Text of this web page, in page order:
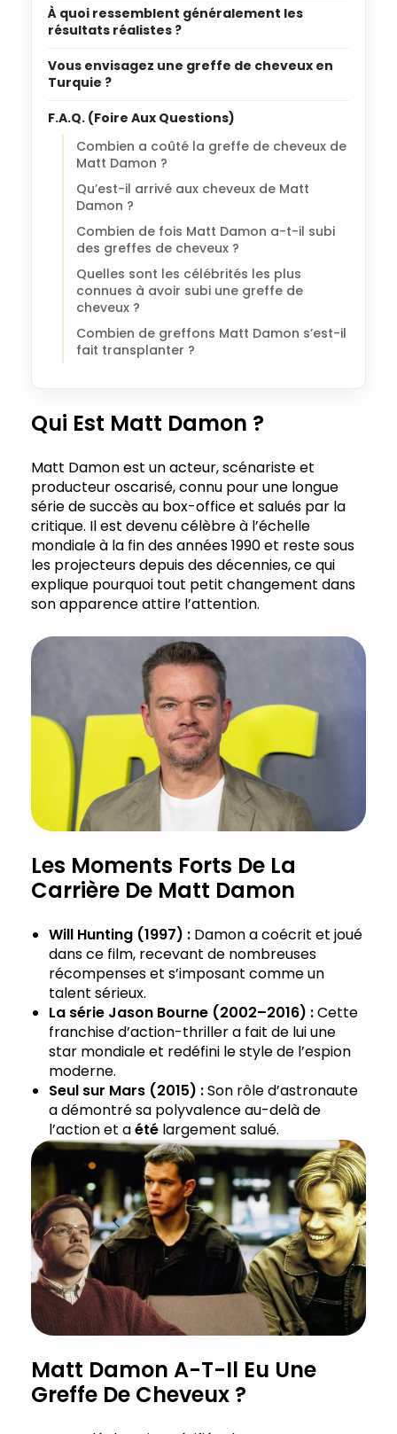
À quoi ressemblent généralement les
résultats réalistes ?
Vous envisagez une greffe de cheveux en
Turquie ?
F.A.Q. (Foire Aux Questions)
Combien a coûté la greffe de cheveux de
Matt Damon ?
Qu’est-il arrivé aux cheveux de Matt
Damon ?
Combien de fois Matt Damon a-t-il subi
des greffes de cheveux ?
Quelles sont les célébrités les plus
connues à avoir subi une greffe de
cheveux ?
Combien de greffons Matt Damon s’est-il
fait transplanter ?
Qui Est Matt Damon ?
Matt Damon est un acteur, scénariste et
producteur oscarisé, connu pour une longue
série de succès au box-office et salués par la
critique. Il est devenu célèbre à l’échelle
mondiale à la fin des années 1990 et reste sous
les projecteurs depuis des décennies, ce qui
explique pourquoi tout petit changement dans
son apparence attire l’attention.
Les Moments Forts De La
Carrière De Matt Damon
Will Hunting (1997) : Damon a coécrit et joué
dans ce film, recevant de nombreuses
récompenses et s’imposant comme un
talent sérieux.
La série Jason Bourne (2002–2016) :Cette
franchise d’action-thriller a fait de lui une
star mondiale et redéfini le style de l’espion
moderne.
Seul sur Mars (2015) :Son rôle d’astronaute
a démontré sa polyvalence au-delà de
l’action et aété largement salué.
Matt Damon A-T-Il Eu Une
Greffe De Cheveux ?